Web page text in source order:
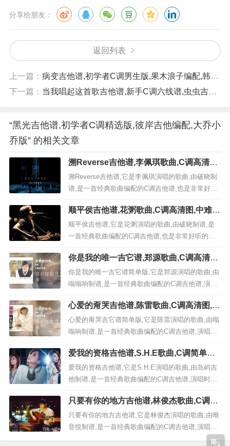
分享给朋友：
返回列表
上一篇： 病变吉他谱,初学者C调男生版,果木浪子编配,韩子曦版
下一篇： 当我唱起这首歌吉他谱,新手C调六线谱,虫虫吉他编配,小贱版
“黑光吉他谱,初学者C调精选版,彼岸吉他编配,大乔小
乔版” 的相关文章
溯Reverse吉他谱,李佩琪歌曲,C调高清图,
低难度六线简谱
溯Reverse吉他谱,它是李佩琪演唱的歌曲,由破晓制
谱,是一首经典歌曲编配的C调吉他谱,也是非常好听
的低难度的弹唱曲谱,下面极网吉它谱为大家分享,有
喜欢吉它的朋友欢迎关注！ ...
顺平侯吉他谱,花粥歌曲,C调高清图,中难度
六线简谱
顺平侯吉他谱,它是花粥演唱的歌曲,由破晓制谱,是
一首经典歌曲编配的C调吉他谱,也是非常好听的中
难度的弹唱曲谱,下面极网吉它谱为大家分享,有喜欢
吉它的朋友欢迎关注！ ...
你是我的唯一吉它谱,郑源歌曲,C调高清图,
4张六线简谱
你是我的唯一吉它谱简单版,它是郑源演唱的歌曲,由
嗡嗡响制谱,是一首经典歌曲编配的C调吉他谱,演唱
时可不使用变调夹，演奏时间为4分17秒,原调为C本
谱采用C调，是非常好听的弹唱曲谱,下面4张高清曲
谱由极网吉它谱为大家更新分享,有喜欢吉它的朋友
欢迎收藏！ 《你是我的唯一》：歌...
心爱的甭哭吉他谱,陈雷歌曲,C调高清图,4
张六线原版简谱
心爱的甭哭吉它谱简单版,它是陈雷演唱的歌曲,由嗡
嗡响制谱,是一首经典歌曲编配的C调吉他谱,演唱时
可夹第4品（Capo=4），演奏时间为4分31秒,原调
为E本谱采用C调，是非常好听的弹唱曲谱,下面4张
高清曲谱由极网吉它谱为大家更新分享,有喜欢吉它
的朋友欢迎收藏！ 《心爱的甭...
爱我的资格吉他谱,S.H.E歌曲,C调简单版
和弦谱高清视频教学,附2张六线简谱
爱我的资格吉他谱,它是S.H.E演唱的歌曲,由岛屿吉
他制谱,是一首经典歌曲编配的C调吉他谱,演唱时可
夹变调夹3品，原调为降E调本谱采用C调，非常好
听的弹唱曲谱,下面2张高清曲谱由极网吉它谱为大家
更新分享,有喜欢吉它的朋友欢迎关注！ 视频教程
《爱我的资格》：歌曲一句话解析: 这是一首流...
只要有你的地方吉他谱,林俊杰歌曲,C调简
单版高清视频教学,附4张六线简谱
只要有你的地方吉他谱,它是林俊杰演唱的歌曲,由唯
音悦制谱,是一首经典歌曲编配的C调吉他谱,演唱时
可，原调为C调本谱采用C调，非常好听的弹唱曲谱,